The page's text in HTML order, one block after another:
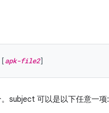
apk-file2
subject 可以是以下任意一项: